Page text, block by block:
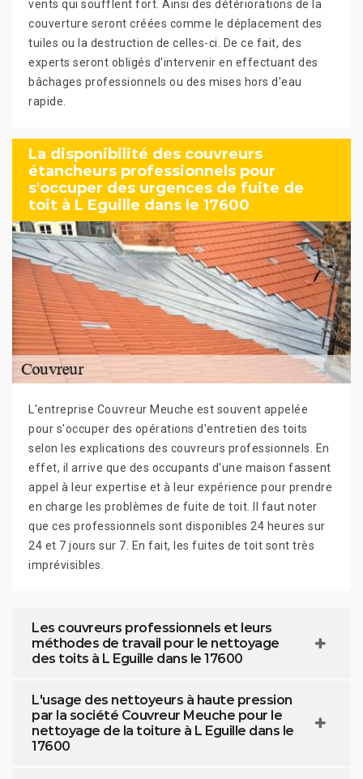
vents qui soufflent fort. Ainsi des détériorations de la
couverture seront créées comme le déplacement des
tuiles ou la destruction de celles-ci. De ce fait, des
experts seront obligés d'intervenir en effectuant des
bâchages professionnels ou des mises hors d'eau
rapide.
La disponibilité des couvreurs
étancheurs professionnels pour
s'occuper des urgences de fuite de
toit à L Eguille dans le 17600
L'entreprise Couvreur Meuche est souvent appelée
pour s'occuper des opérations d'entretien des toits
selon les explications des couvreurs professionnels. En
effet, il arrive que des occupants d'une maison fassent
appel à leur expertise et à leur expérience pour prendre
en charge les problèmes de fuite de toit. Il faut noter
que ces professionnels sont disponibles 24 heures sur
24 et 7 jours sur 7. En fait, les fuites de toit sont très
imprévisibles.
Les couvreurs professionnels et leurs
méthodes de travail pour le nettoyage
des toits à L Eguille dans le 17600
L'usage des nettoyeurs à haute pression
par la société Couvreur Meuche pour le
nettoyage de la toiture à L Eguille dans le
17600